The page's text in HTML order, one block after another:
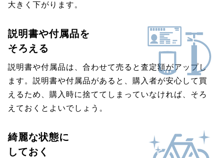
大きく下がります。
説明書や付属品を
そろえる
説明書や付属品は、合わせて売ると査定額がアップし
ます。説明書や付属品があると、購入者が安心して買
えるため、購入時に捨ててしまっていなければ、そろ
えておくとよいでしょう。
綺麗な状態に
しておく